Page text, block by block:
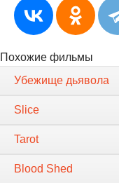
Похожие фильмы
Убежище дьявола
Slice
Tarot
Blood Shed